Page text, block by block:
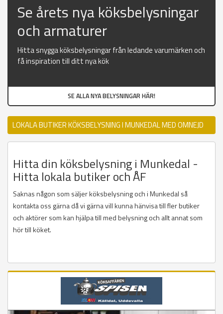
Se årets nya köksbelysningar
och armaturer
Hitta snygga köksbelysningar från ledande varumärken och
få inspiration till ditt nya kök
SE ALLA NYA BELYSNINGAR HÄR!
LOKALA BUTIKER KÖKSBELYSNING I MUNKEDAL MED OMNEJD
Hitta din köksbelysning i Munkedal -
Hitta lokala butiker och ÅF
Saknas någon som säljer köksbelysning och i Munkedal så
kontakta oss gärna då vi gärna vill kunna hänvisa till fler butiker
och aktörer som kan hjälpa till med belysning och allt annat som
hör till köket.